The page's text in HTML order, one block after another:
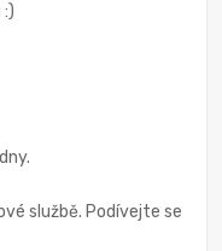
službě. Podívejte se